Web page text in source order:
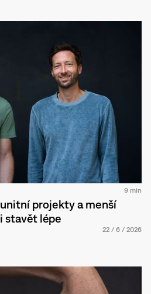
9 min
projekty a menší
stavět lépe
22 / 6 / 2026